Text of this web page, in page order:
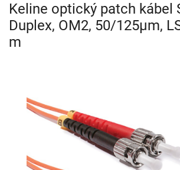
Keline optický patch kábel
Duplex, OM2, 50/125µm,
m